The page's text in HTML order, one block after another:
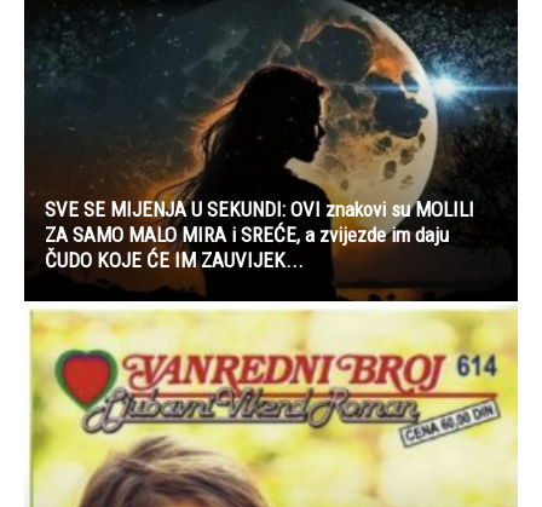
SVE SE MIJENJA U SEKUNDI: OVI znakovi su MOLILI
ZA SAMO MALO MIRA i SREĆE, a zvijezde im daju
ČUDO KOJE ĆE IM ZAUVIJEK...